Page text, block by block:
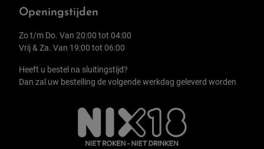
Openingstijden
Zo t/m Do. Van 20:00 tot 04:00
Vrij & Za. Van 19:00 tot 06:00
Heeft u bestel na sluitingstijd?
Dan zal uw bestelling de volgende werkdag geleverd worden